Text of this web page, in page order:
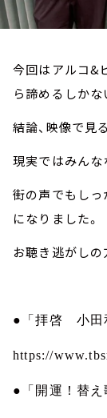
今回はアルコ&
ら諦めるしかな
結論、映像で見
現実ではみんな
街の声でもし
になりました。
お聴き逃がしの
●「拝啓 小田
https://
●「開運！替え